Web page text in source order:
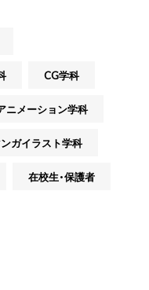
CG学科
ニメーション学科
ガイラスト学科
在校生・保護者